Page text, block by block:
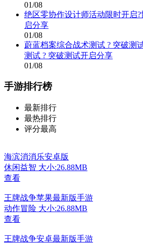
01/08
绝区零协作设计师活动限时开启
启分享
01/08
蔚蓝档案综合战术测试 ? 突破测
测试 ? 突破测试开启分享
01/08
手游排行榜
最新排行
最热排行
评分最高
海滨消消乐安卓版
休闲益智 大小:26.88MB
查看
王牌战争苹果最新版手游
动作冒险 大小:26.88MB
查看
王牌战争安卓最新版手游